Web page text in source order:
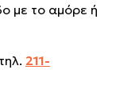
με το αμόρε ή
211-